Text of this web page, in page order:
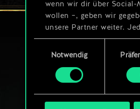
wenn wir dir über Social-
wollen –, geben wir
unsere Partner weiter.
allerdings deine
„Einstellungen“, wo du,
Notwendig